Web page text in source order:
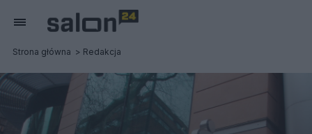
Strona główna Redakcja